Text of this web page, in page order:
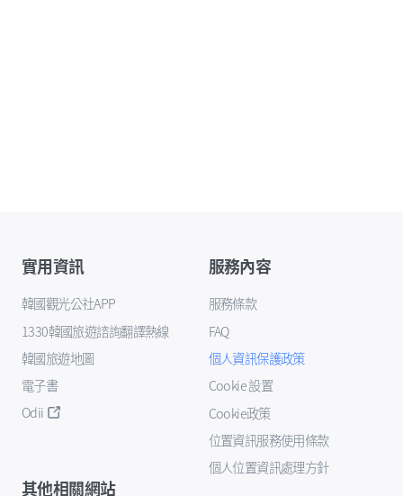
實用資訊
韓國觀光公社APP
1330韓國旅遊諮詢翻譯熱線
韓國旅遊地圖
電子書
Odii
服務內容
服務條款
FAQ
個人資訊保護政策
Cookie 設置
Cookie政策
位置資訊服務使用條款
個人位置資訊處理方針
其他相關網站